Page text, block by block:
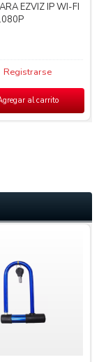
EZVIZ IP WI-FI
Registrarse
al carrito